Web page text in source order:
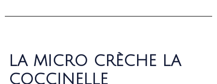
LA MICRO CRÈCHE LA
COCCINELLE